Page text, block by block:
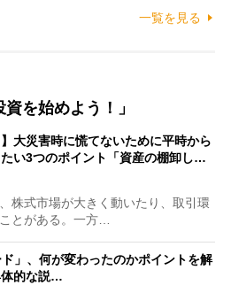
一覧を見る
を始めよう！」
】大災害時に慌てないために平時から
い3つのポイント「資産の棚卸し…
株式市場が大きく動いたり、取引環
とがある。一方…
」、何が変わったのかポイントを解
的な説…